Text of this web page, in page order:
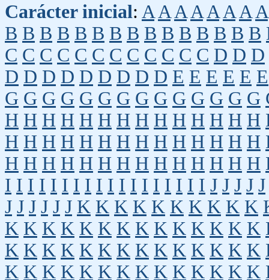
Carácter inicial: A A A A A A A A
B B B B B B B B B B B B B B B
C C C C C C C C C C C C D D D
D D D D D D D D D E E E E E E
G G G G G G G G G G G G G G
H H H H H H H H H H H H H H
H H H H H H H H H H H H H H
H H H H H H H H H H H H H H
I I I I I I I I I I I I I I I I I I J J J J J
J J J J J J K K K K K K K K K K
K K K K K K K K K K K K K K
K K K K K K K K K K K K K K
K K K K K K K K K K K K K K